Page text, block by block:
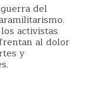
del
activistas
al dolor
y